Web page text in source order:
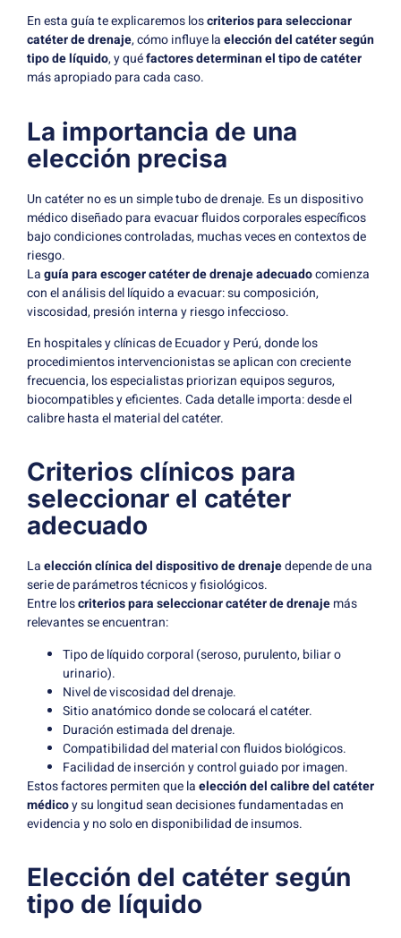
En esta guía te explicaremos loscriterios para seleccionar
catéter de drenaje, cómo influye laelección del catéter según
tipo de líquido, y quéfactores determinan el tipo de catéter
más apropiado para cada caso.
La importancia de una
elección precisa
Un catéter no es un simple tubo de drenaje. Es un dispositivo
médico diseñado para evacuar fluidos corporales específicos
bajo condiciones controladas, muchas veces en contextos de
riesgo.
Laguía para escoger catéter de drenaje adecuadocomienza
con el análisis del líquido a evacuar: su composición,
viscosidad, presión interna y riesgo infeccioso.
En hospitales y clínicas de Ecuador y Perú, donde los
procedimientos intervencionistas se aplican con creciente
frecuencia, los especialistas priorizan equipos seguros,
biocompatibles y eficientes. Cada detalle importa: desde el
calibre hasta el material del catéter.
Criterios clínicos para
seleccionar el catéter
adecuado
Laelección clínica del dispositivo de drenajedepende de una
serie de parámetros técnicos y fisiológicos.
Entre loscriterios para seleccionar catéter de drenajemás
relevantes se encuentran:
Tipo de líquido corporal (seroso, purulento, biliar o
urinario).
Nivel de viscosidad del drenaje.
Sitio anatómico donde se colocará el catéter.
Duración estimada del drenaje.
Compatibilidad del material con fluidos biológicos.
Facilidad de inserción y control guiado por imagen.
Estos factores permiten que laelección del calibre del catéter
médicoy su longitud sean decisiones fundamentadas en
evidencia y no solo en disponibilidad de insumos.
Elección del catéter según
tipo de líquido